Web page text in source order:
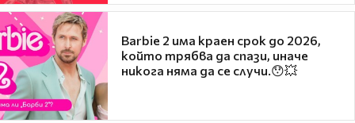
Barbie 2 има краен срок до 2026,
който трябва да спази, иначе
никога няма да се случи.😯💥